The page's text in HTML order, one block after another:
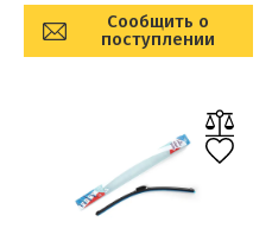
Сообщить о
поступлении